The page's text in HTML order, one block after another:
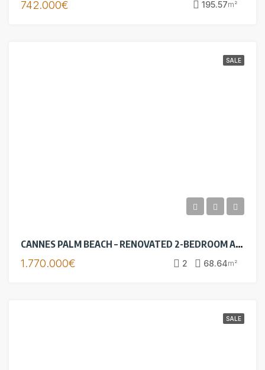
742.000€ 195.57m²
SALE
CANNES PALM BEACH – RENOVATED 2-BEDROOM APARTMENT – PANORAMIC SEA VIEW
1.770.000€ 2 68.64m²
SALE